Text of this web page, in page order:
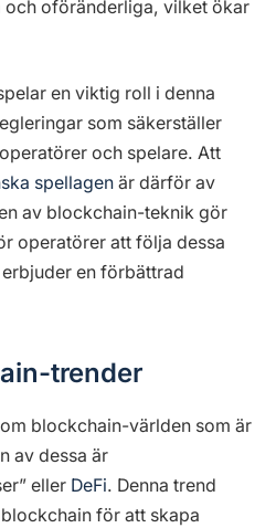
oföränderliga, vilket ökar
en viktig roll i denna
som säkerställer
och spelare. Att
spellagen är därför av
av blockchain-teknik gör
operatörer att följa dessa
en förbättrad
trender
blockchain-världen som är
av dessa är
eller DeFi. Denna trend
för att skapa